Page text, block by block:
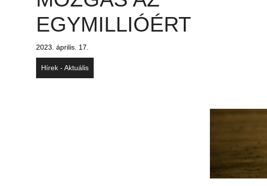
EGYMILLIÓÉRT
2023. április. 17.
Hírek - Aktuális